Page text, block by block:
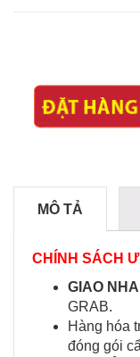
MÔ TẢ
CHÍNH SÁCH
GIAO
GRAB.
Hàng hóa
đóng gói